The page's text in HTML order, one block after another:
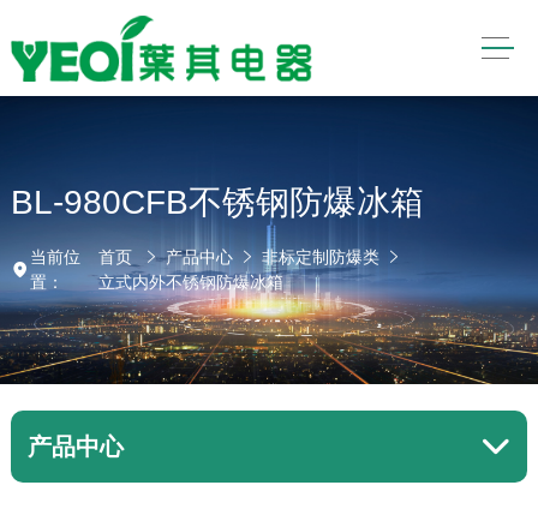
BL-980CFB不锈钢防爆冰箱
当前位
置：
首页 产品中心
非标定制防爆类
立式内外不锈钢防爆冰箱
产品中心